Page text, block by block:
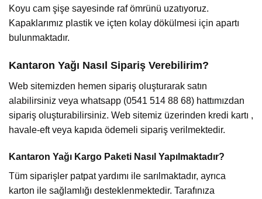
Koyu cam şişe sayesinde raf ömrünü uzatıyoruz.
Kapaklarımız plastik ve içten kolay dökülmesi için apartı
bulunmaktadır.
Kantaron Yağı Nasıl Sipariş Verebilirim?
Web sitemizden hemen sipariş oluşturarak satın
alabilirsiniz veya whatsapp (0541 514 88 68) hattımızdan
sipariş oluşturabilirsiniz. Web sitemiz üzerinden kredi kartı ,
havale-eft veya kapıda ödemeli sipariş verilmektedir.
Kantaron Yağı Kargo Paketi Nasıl Yapılmaktadır?
Tüm siparişler patpat yardımı ile sarılmaktadır, ayrıca
karton ile sağlamlığı desteklenmektedir. Tarafınıza